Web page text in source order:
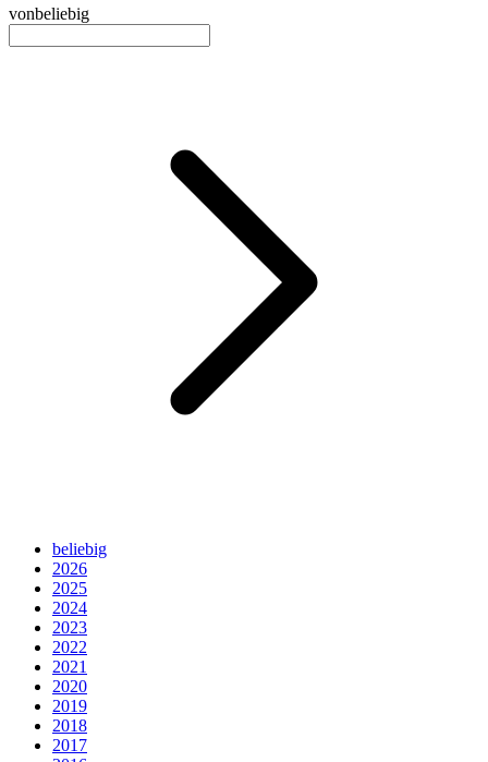
vonbeliebig
beliebig
2026
2025
2024
2023
2022
2021
2020
2019
2018
2017